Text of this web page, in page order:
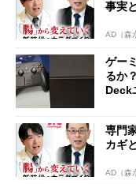
事実
AD（森
ゲー
るか
Deck
専門
カギ
AD（森